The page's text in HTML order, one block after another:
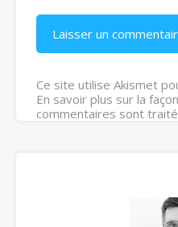
Ce site utilise Akismet
En savoir plus sur la
commentaires sont